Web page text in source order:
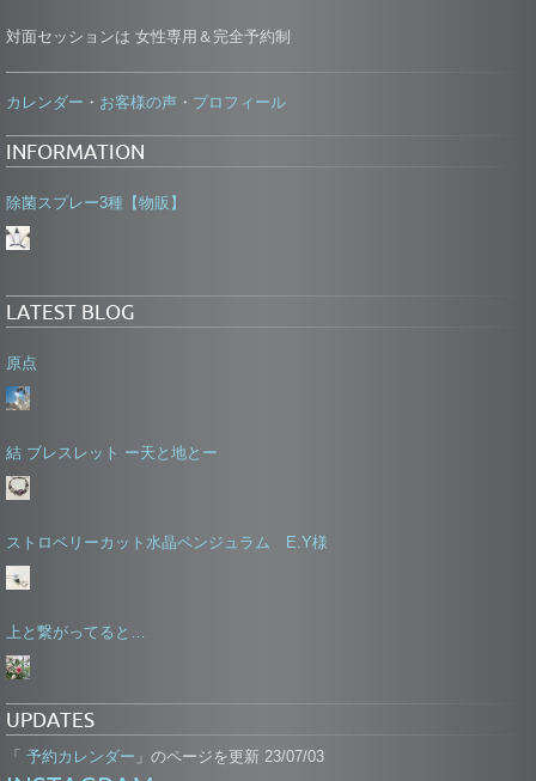
対面セッションは 女性専用＆完全予約制
カレンダー ・ お客様の声 ・ プロフィール
INFORMATION
除菌スプレー3種【物販】
LATEST BLOG
原点
結 ブレスレット ー天と地とー
ストロベリーカット水晶ペンジュラム E.Y様
上と繋がってると…
UPDATES
「 予約カレンダー 」のページを更新 23/07/03